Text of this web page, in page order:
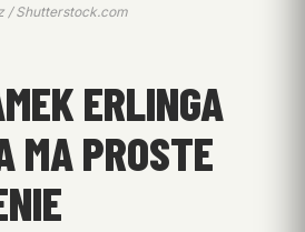
/ Shutterstock.com
ERLINGA
MA PROSTE